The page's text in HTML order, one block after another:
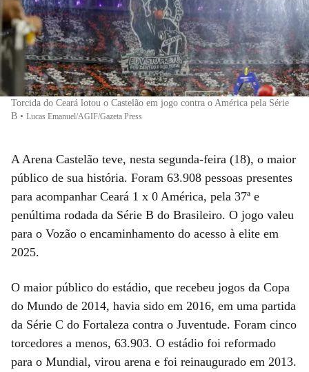
Torcida do Ceará lotou o Castelão em jogo contra o América pela Série
B • Lucas Emanuel/AGIF/Gazeta Press
A Arena Castelão teve, nesta segunda-feira (18), o maior
público de sua história. Foram 63.908 pessoas presentes
para acompanhar Ceará 1 x 0 América, pela 37ª e
penúltima rodada da Série B do Brasileiro. O jogo valeu
para o Vozão o encaminhamento do acesso à elite em
2025.
O maior público do estádio, que recebeu jogos da Copa
do Mundo de 2014, havia sido em 2016, em uma partida
da Série C do Fortaleza contra o Juventude. Foram cinco
torcedores a menos, 63.903. O estádio foi reformado
para o Mundial, virou arena e foi reinaugurado em 2013.